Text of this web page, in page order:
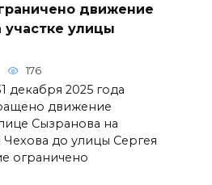
движение
участке улицы
176
декабря 2025 года
движение
Сызранова на
Чехова до улицы Сергея
ограничено